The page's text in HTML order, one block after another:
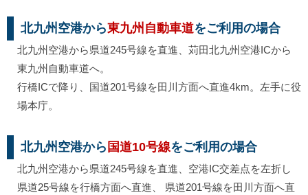
北九州空港から東九州自動車道をご利用の場合
北九州空港から県道245号線を直進、苅田北九州空港ICから
東九州自動車道へ。
行橋ICで降り、国道201号線を田川方面へ直進4km。左手に役
場本庁。
北九州空港から 国道10号線をご利用の場合
北九州空港から県道245号線を直進、空港IC交差点を左折し
県道25号線を行橋方面へ直進、 県道201号線を田川方面へ直